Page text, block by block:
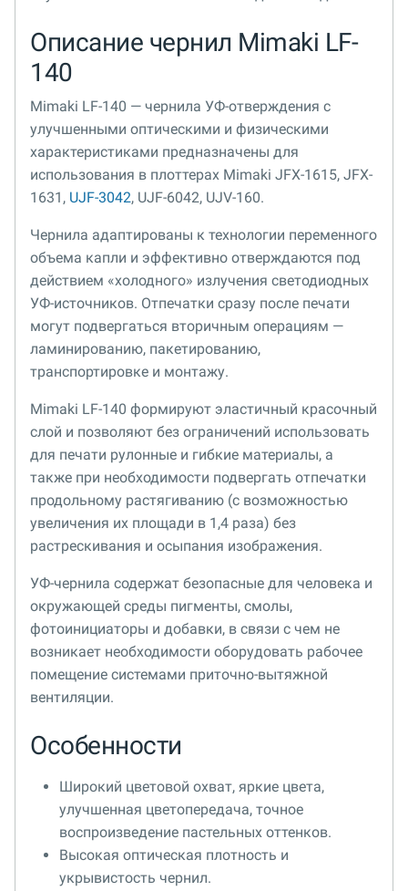
Описание чернил Mimaki LF-
140
Mimaki LF-140 — чернила УФ-отверждения с
улучшенными оптическими и физическими
характеристиками предназначены для
использования в плоттерах Mimaki JFX-1615, JFX-
1631, UJF-3042, UJF-6042, UJV-160.
Чернила адаптированы к технологии переменного
объема капли и эффективно отверждаются под
действием «холодного» излучения светодиодных
УФ-источников. Отпечатки сразу после печати
могут подвергаться вторичным операциям —
ламинированию, пакетированию,
транспортировке и монтажу.
Mimaki LF-140 формируют эластичный красочный
слой и позволяют без ограничений использовать
для печати рулонные и гибкие материалы, а
также при необходимости подвергать отпечатки
продольному растягиванию (с возможностью
увеличения их площади в 1,4 раза) без
растрескивания и осыпания изображения.
УФ-чернила содержат безопасные для человека и
окружающей среды пигменты, смолы,
фотоинициаторы и добавки, в связи с чем не
возникает необходимости оборудовать рабочее
помещение системами приточно-вытяжной
вентиляции.
Особенности
Широкий цветовой охват, яркие цвета,
улучшенная цветопередача, точное
воспроизведение пастельных оттенков.
Высокая оптическая плотность и
укрывистость чернил.